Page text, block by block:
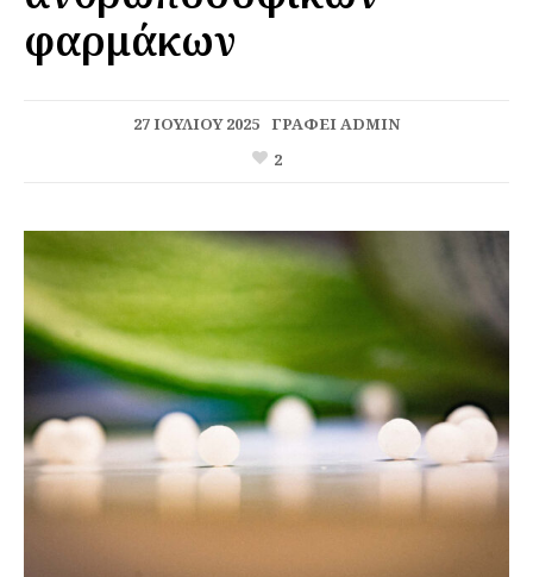
φαρμάκων
27 ΙΟΥΛΊΟΥ 2025 ΓΡΆΦΕΙADMIN
2